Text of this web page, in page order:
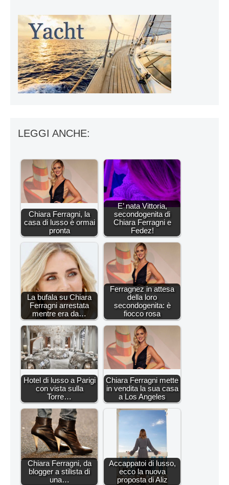
LEGGI ANCHE:
Chiara Ferragni, la
casa di lusso è ormai
pronta
E’ nata Vittoria,
secondogenita di
Chiara Ferragni e
Fedez!
La bufala su Chiara
Ferragni arrestata
mentre era da…
Ferragnez in attesa
della loro
secondogenita: è
fiocco rosa
Hotel di lusso a Parigi
con vista sulla
Torre…
Chiara Ferragni mette
in vendita la sua casa
a Los Angeles
Chiara Ferragni, da
blogger a stilista di
una…
Accappatoi di lusso,
ecco la nuova
proposta di Aliz